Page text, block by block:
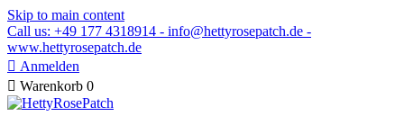
Skip to main content
Call us: +49 177 4318914 - info@hettyrosepatch.de -
www.hettyrosepatch.de
 Anmelden
 Warenkorb 0